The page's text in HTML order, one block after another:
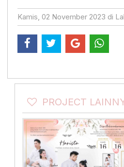
Kamis, 02 November 2023 di
PROJECT